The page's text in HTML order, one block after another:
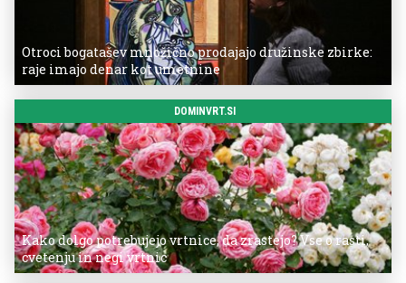
Otroci bogatašev množično prodajajo družinske zbirke:
raje imajo denar kot umetnine
DOMINVRT.SI
Kako dolgo potrebujejo vrtnice, da zrastejo? Vse o rasti,
cvetenju in negi vrtnic